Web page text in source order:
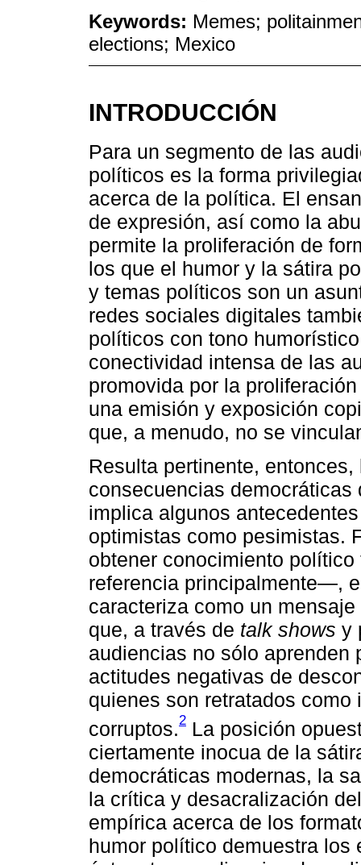
Keywords: Memes;
elections; Mexico
INTRODUCCIÓN
Para un segmento de las
políticos es la forma
acerca de la política. El
de expresión, así como la
permite la proliferación de
los que el humor y la sátira
y temas políticos son un
redes sociales digitales
políticos con tono
conectividad intensa de las
promovida por la
una emisión y exposición
que, a menudo, no se
Resulta pertinente,
consecuencias
implica algunos
optimistas como pesimistas.
obtener conocimiento
referencia principalmente―,
caracteriza como un
que, a través de talk shows y
audiencias no sólo
actitudes negativas de
quienes son retratados
corruptos.2 La posición
ciertamente inocua de la
democráticas modernas, la
la crítica y desacralización
empírica acerca de los
humor político demuestra los